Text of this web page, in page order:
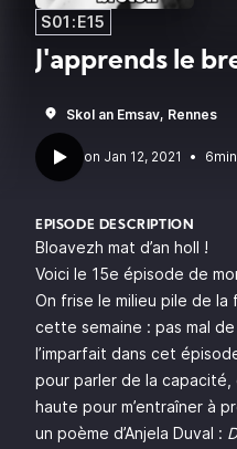
S01:E15
J'apprends le
Skol an Emsav, Rennes
•
EPISODE DESCRIPTION
Bloavezh mat d’an holl !
Voici le 15e épisode de
On frise le milieu pile de la
cette semaine : pas mal
l’imparfait dans cet
pour parler de la
haute pour m’entraîner à
un poème d’Anjela Duval :